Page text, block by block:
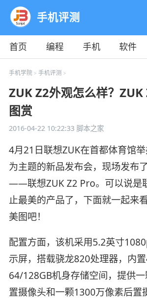
手机评测
首页 编程 手机 软件
教程
平面
手机学院> 手机评测 >
ZUK Z2外观怎么样？
图赏
2016-04-22 10:22:33脚本之家
4月21日联想ZUK在首都体育馆举
为主题的新品发布会，现场发布
——联想ZUK Z2 Pro。可以说是
止最美的产品了，下面就一起来
美图吧！
配置方面，该机采用5.2英寸
示屏，搭载骁龙820处理器，内
64/128GB机身存储空间，提供
置摄像头和一颗1300万像素后置